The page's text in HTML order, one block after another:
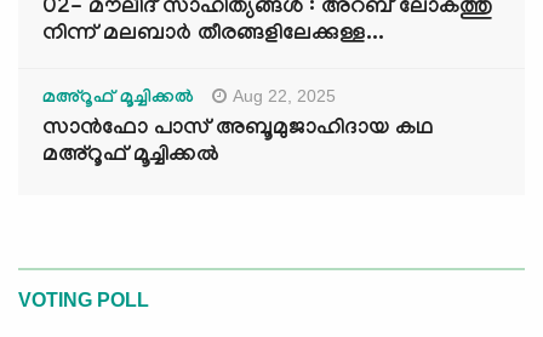
02- മൗലിദ് സാഹിത്യങ്ങൾ : അറബ് ലോകത്തു
നിന്ന് മലബാർ തീരങ്ങളിലേക്കുള്ള...
മഅ്റൂഫ് മൂച്ചിക്കല്‍ Aug 22, 2025
സാൻഫോ പാസ് അബൂമുജാഹിദായ കഥ
മഅ്റൂഫ് മൂച്ചിക്കല്‍
VOTING POLL